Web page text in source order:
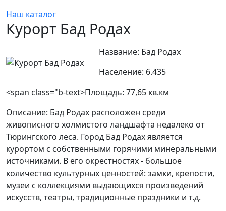
Наш каталог
Курорт Бад Родах
Название: Бад Родах
Население: 6.435
<span class="b-text>Площадь: 77,65 кв.км
Описание: Бад Родах расположен среди
живописного холмистого ландшафта недалеко от
Тюрингского леса. Город Бад Родах является
курортом с собственными горячими минеральными
источниками. В его окрестностях - большое
количество культурных ценностей: замки, крепости,
музеи с коллекциями выдающихся произведений
искусств, театры, традиционные праздники и т.д.